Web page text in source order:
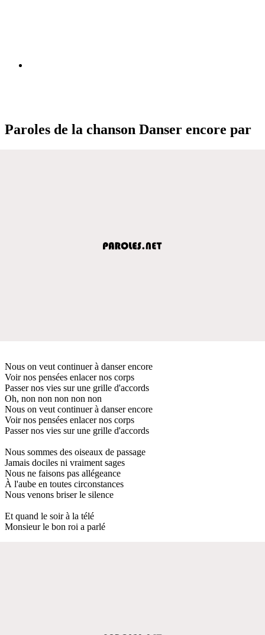
Paroles de la chanson Danser encore par
Nous on veut continuer à danser encore
Voir nos pensées enlacer nos corps
Passer nos vies sur une grille d'accords
Oh, non non non non non
Nous on veut continuer à danser encore
Voir nos pensées enlacer nos corps
Passer nos vies sur une grille d'accords
Nous sommes des oiseaux de passage
Jamais dociles ni vraiment sages
Nous ne faisons pas allégeance
À l'aube en toutes circonstances
Nous venons briser le silence
Et quand le soir à la télé
Monsieur le bon roi a parlé